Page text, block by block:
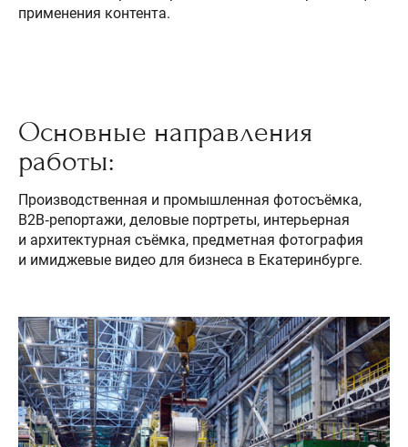
применения контента.
Основные направления
работы:
Производственная и промышленная фотосъёмка,
B2B‑репортажи, деловые портреты, интерьерная
и архитектурная съёмка, предметная фотография
и имиджевые видео для бизнеса в Екатеринбурге.